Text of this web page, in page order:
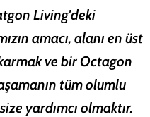
Living'deki
amacı, alanı en üst
ve bir Octagon
tüm olumlu
yardımcı olmaktır.